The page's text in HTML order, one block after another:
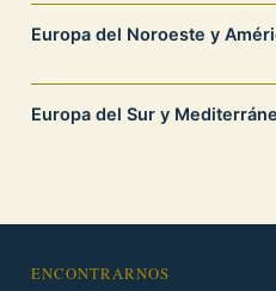
Europa del Noroeste y
Europa del Sur y
ENCONTRARNOS